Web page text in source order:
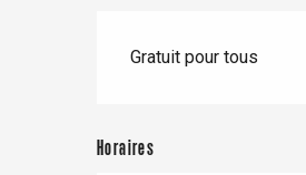
Gratuit pour tous
Horaires